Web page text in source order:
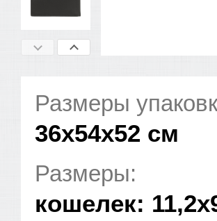
Размеры
36x54x52 см
Размеры:
кошелек: